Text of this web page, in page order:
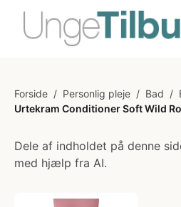
Forside / Personlig pleje / Bad /
Urtekram Conditioner Soft Wild
Dele af indholdet på denne
med hjælp fra AI.